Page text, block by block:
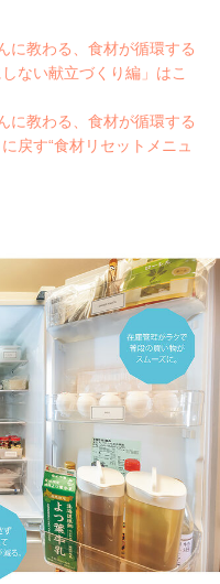
に教わる、食材が循環する
ない献立づくり編」はこ
に教わる、食材が循環する
戻す“食材リセットメニュ